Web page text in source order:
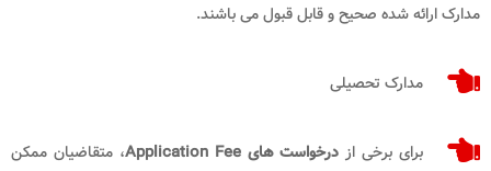
مدارک ارائه شده صحیح و قابل قبول می باشند.
مدارک تحصیلی
برای برخی از درخواست های Application Fee
، متقاضیان ممکن